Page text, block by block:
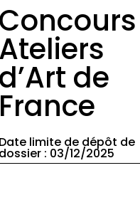
Formations
Soutiens
Mutualisation
outils
Fiches pratiques
Modèles
Concours
Ateliers
d’Art de
France
Date limite de dépôt de
dossier : 03/12/2025